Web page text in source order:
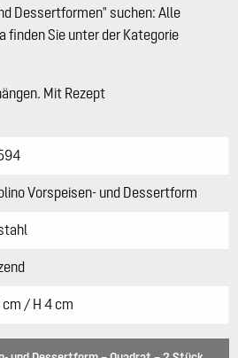
Dessertformen" suchen: Alle
finden Sie unter der Kategorie
Mit Rezept
Vorspeisen- und Dessertform
cm / H 4 cm